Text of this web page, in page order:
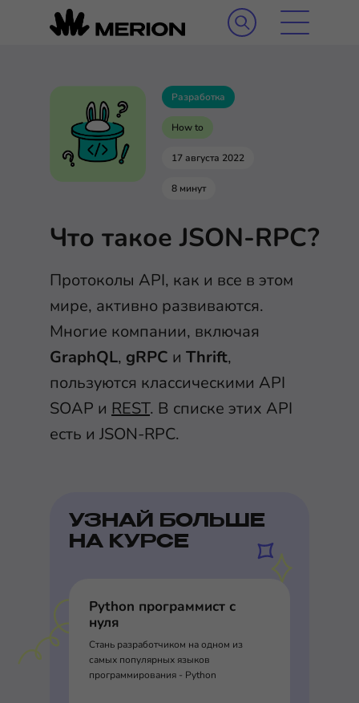
Разработка
How to
17 августа 2022
8 минут
Что такое JSON-RPC?
Протоколы API, как и все в этом
мире, активно развиваются.
Многие компании, включая
GraphQL, gRPC и Thrift,
пользуются классическими API
SOAP и REST. В списке этих API
есть и JSON-RPC.
УЗНАЙ БОЛЬШЕ
НА КУРСЕ
Python программист с
нуля
Стань разработчиком на одном из
самых популярных языков
программирования - Python